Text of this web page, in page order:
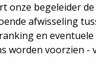
onze begeleider
afwisseling
en
worden voorzien -